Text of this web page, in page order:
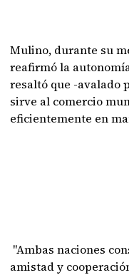
Mulino, durante su
reafirmó la
resaltó que -avalado
sirve al comercio
eficientemente en
"Ambas naciones
amistad y